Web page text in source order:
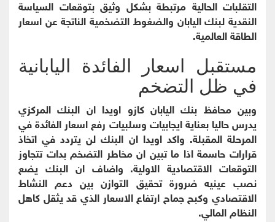
التقلبات الحالية مرتبطة بشكل وثيق بتوقعات السياسة
النقدية لبنك اليابان والضغوط التضخمية الناتجة عن اسعار
الطاقة العالمية.
مستقبل اسعار الفائدة اليابانية
في ظل التضخم
وبين محافظ بنك اليابان كازو اويدا ان البنك المركزي
يدرس حاليا بعناية ايجابيات وسلبيات رفع اسعار الفائدة في
المرحلة المقبلة. واكد اويدا ان البنك لن يتردد في اتخاذ
قرارات حاسمة اذا ما تبين ان مخاطر التضخم بدات تتجاوز
التوقعات الاقتصادية الاولية. واضاف ان البنك يضع
نصب عينيه ضرورة تحقيق التوازن بين دعم النشاط
الاقتصادي وكبح جماح ارتفاع الاسعار الذي قد يثقل كاهل
النظام المالي.